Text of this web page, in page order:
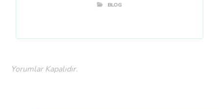
BLOG
Yorumlar Kapalıdır.